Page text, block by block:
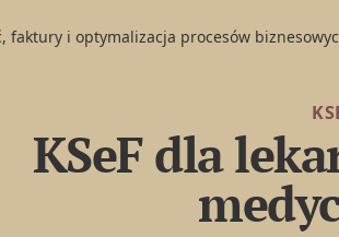
faktury i optymalizacja procesów
KSeF dla